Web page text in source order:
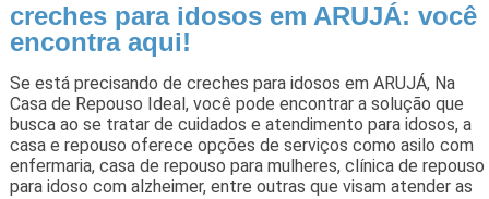
creches para idosos em ARUJÁ: você
encontra aqui!
Se está precisando de creches para idosos em ARUJÁ, Na
Casa de Repouso Ideal, você pode encontrar a solução que
busca ao se tratar de cuidados e atendimento para idosos, a
casa e repouso oferece opções de serviços como asilo com
enfermaria, casa de repouso para mulheres, clínica de repouso
para idoso com alzheimer, entre outras que visam atender as